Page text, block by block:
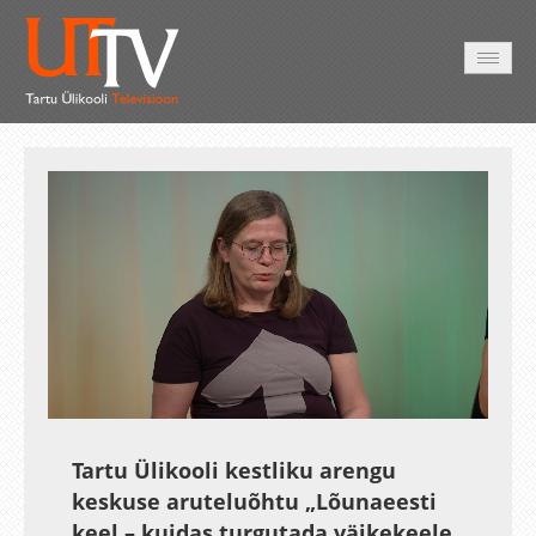
Loaded
0.38%
Esituskiirused
Auto
Tartu Ülikooli kestliku arengu
keskuse aruteluõhtu „Lõunaeesti